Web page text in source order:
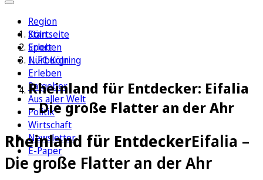
Region
Köln
Sport
1. FC Köln
Erleben
Ratgeber
Aus aller Welt
Politik
Wirtschaft
Newsletter
E-Paper
Startseite
Erleben
Nürburgring
Rheinland für Entdecker: Eifalia
– Die große Flatter an der Ahr
Rheinland für EntdeckerEifalia –
Die große Flatter an der Ahr